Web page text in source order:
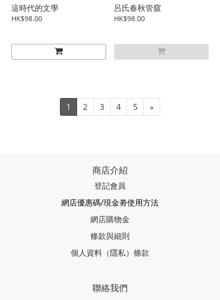
這時代的文學
HK$98.00
呂氏春秋管窺
HK$98.00
1 2 3 4 5 »
商店介紹
登記會員
網店優惠碼/現金劵使用方法
網店購物金
條款與細則
個人資料（隱私）條款
聯絡我們